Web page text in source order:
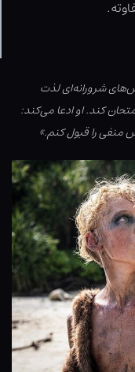
شرورانه‌ای لذت
کند. او ادعا می‌کند:
منفی را قبول کنم.»